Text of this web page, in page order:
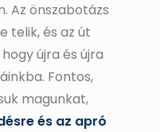
Az önszabotázs
telik, és az út
újra és újra
Fontos,
magunkat,
és az apró